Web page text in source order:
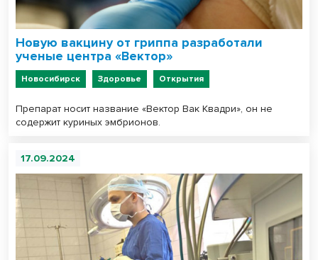
Новую вакцину от гриппа разработали
ученые центра «Вектор»
Новосибирск Здоровье Открытия
Препарат носит название «Вектор Вак Квадри», он не
содержит куриных эмбрионов.
17.09.2024